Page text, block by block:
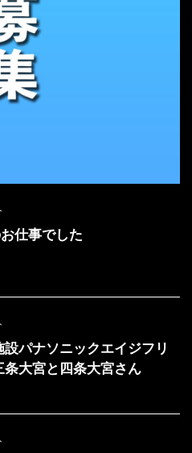
仕事でした
設パナソニックエイジフリ
条大宮と四条大宮さん